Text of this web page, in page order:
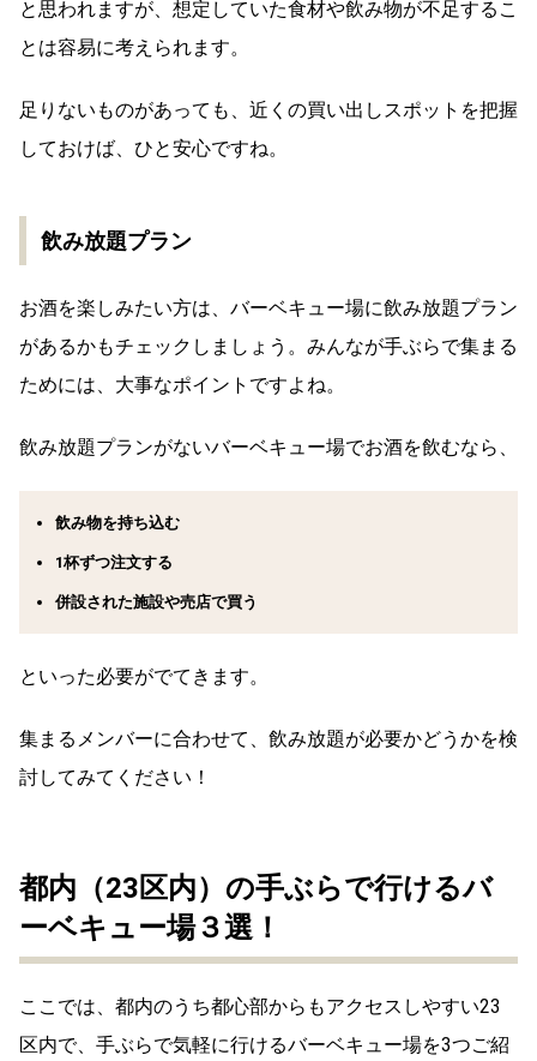
と思われますが、想定していた食材や飲み物が不足するこ
とは容易に考えられます。
足りないものがあっても、近くの買い出しスポットを把握
しておけば、ひと安心ですね。
飲み放題プラン
お酒を楽しみたい方は、バーベキュー場に飲み放題プラン
があるかもチェックしましょう。みんなが手ぶらで集まる
ためには、大事なポイントですよね。
飲み放題プランがないバーベキュー場でお酒を飲むなら、
飲み物を持ち込む
1杯ずつ注文する
併設された施設や売店で買う
といった必要がでてきます。
集まるメンバーに合わせて、飲み放題が必要かどうかを検
討してみてください！
都内（23区内）の手ぶらで行けるバ
ーベキュー場３選！
ここでは、都内のうち都心部からもアクセスしやすい23
区内で、手ぶらで気軽に行けるバーベキュー場を3つご紹